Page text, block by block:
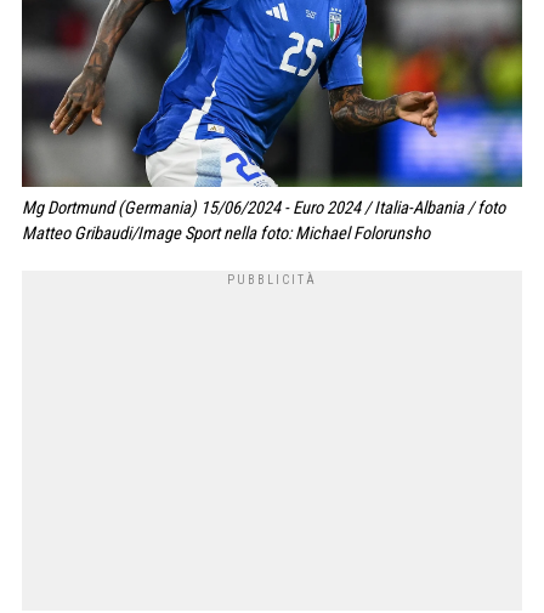
Mg Dortmund (Germania) 15/06/2024 - Euro 2024 / Italia-Albania / foto
Matteo Gribaudi/Image Sport nella foto: Michael Folorunsho